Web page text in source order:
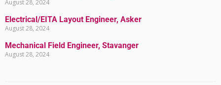
August 28, 2024
Electrical/EITA Layout Engineer, Asker
August 28, 2024
Mechanical Field Engineer, Stavanger
August 28, 2024